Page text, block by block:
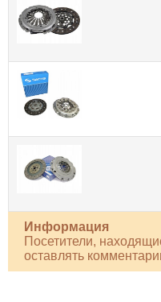
Информация
Посетители,
оставлять